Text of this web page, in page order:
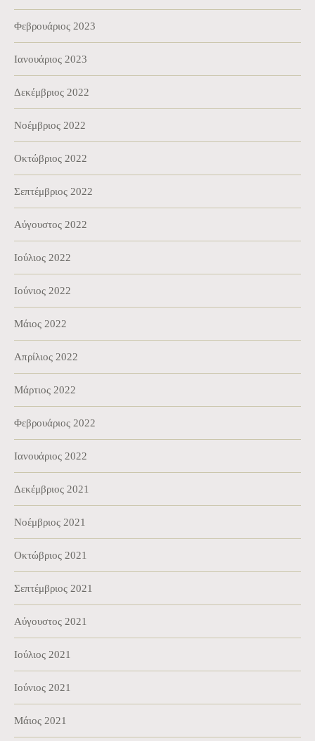
Φεβρουάριος 2023
Ιανουάριος 2023
Δεκέμβριος 2022
Νοέμβριος 2022
Οκτώβριος 2022
Σεπτέμβριος 2022
Αύγουστος 2022
Ιούλιος 2022
Ιούνιος 2022
Μάιος 2022
Απρίλιος 2022
Μάρτιος 2022
Φεβρουάριος 2022
Ιανουάριος 2022
Δεκέμβριος 2021
Νοέμβριος 2021
Οκτώβριος 2021
Σεπτέμβριος 2021
Αύγουστος 2021
Ιούλιος 2021
Ιούνιος 2021
Μάιος 2021